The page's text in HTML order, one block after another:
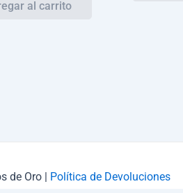
de Oro | Política de Devoluciones